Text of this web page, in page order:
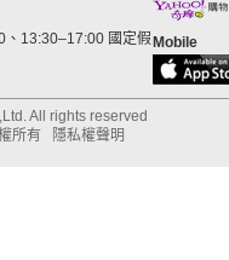
、13:30–17:00 國定假 Mobile
All rights reserved
所有
隱私權聲明